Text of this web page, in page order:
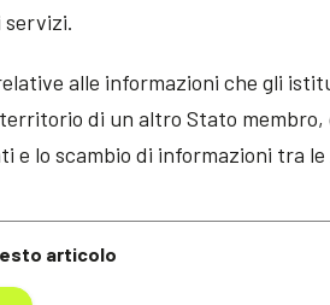
articolo
servizi.
alle informazioni che gli
di un altro Stato
e lo scambio di informazioni tra